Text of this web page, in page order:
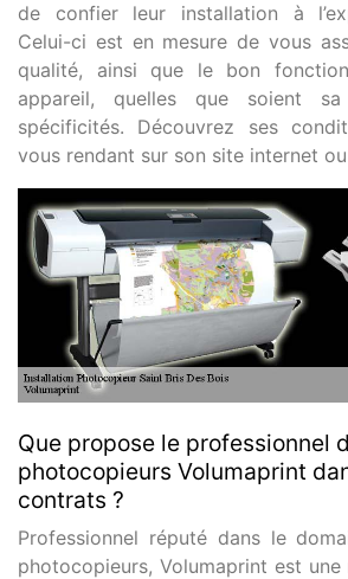
de confier leur installation à
Celui-ci est en mesure de vous
qualité, ainsi que le bon
appareil, quelles que soient
spécificités. Découvrez ses
vous rendant sur son site internet ou
Que propose le professionnel
photocopieurs Volumaprint
contrats ?
Professionnel réputé dans le
photocopieurs, Volumaprint est